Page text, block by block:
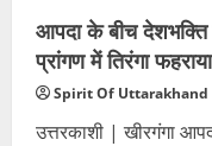
आपदा के बीच देशभक्ति
प्रांगण में तिरंगा फहराया
Spirit Of Uttarakhand
उत्तरकाशी | खीरगंगा